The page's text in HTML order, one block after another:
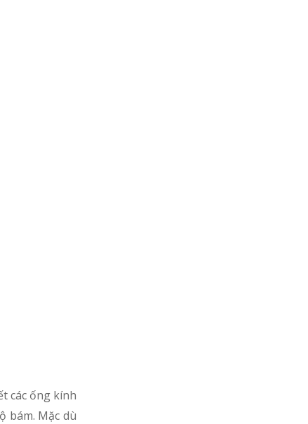
các ống kính
bám. Mặc dù